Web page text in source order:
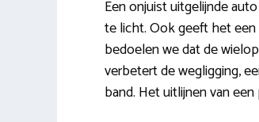
Een onjuist uitgelijnde
te licht. Ook geeft het
bedoelen we dat de
verbetert de wegligging,
band. Het uitlijnen van